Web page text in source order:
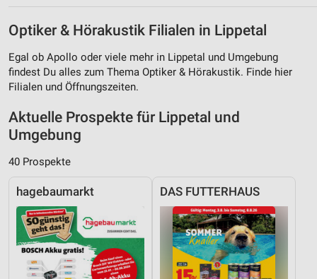
Optiker & Hörakustik Filialen in Lippetal
Egal ob Apollo oder viele mehr in Lippetal und Umgebung
findest Du alles zum Thema Optiker & Hörakustik. Finde hier
Filialen und Öffnungszeiten.
Aktuelle Prospekte für Lippetal und
Umgebung
40 Prospekte
hagebaumarkt DAS FUTTERHAUS